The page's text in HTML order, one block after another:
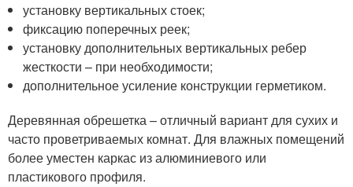
установку вертикальных стоек;
фиксацию поперечных реек;
установку дополнительных вертикальных ребер
жесткости – при необходимости;
дополнительное усиление конструкции герметиком.
Деревянная обрешетка – отличный вариант для сухих и
часто проветриваемых комнат. Для влажных помещений
более уместен каркас из алюминиевого или
пластикового профиля.